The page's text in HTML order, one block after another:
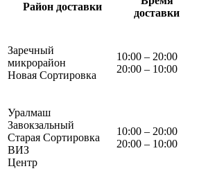
Район доставки
доставки
Заречный
микрорайон
Новая Сортировка
10:00 – 20:00
20:00 – 10:00
Уралмаш
Завокзальный
Старая Сортировка
ВИЗ
Центр
10:00 – 20:00
20:00 – 10:00